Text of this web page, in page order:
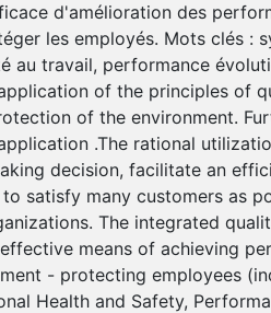
d'amélioration des
les employés. Mots clés :
au travail, performance
of the principles of
of the environment.
.The rational
decision, facilitate an
satisfy many customers as
The integrated
means of achieving
- protecting employees
Health and Safety,